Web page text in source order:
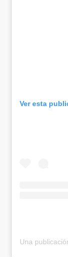
Ver esta